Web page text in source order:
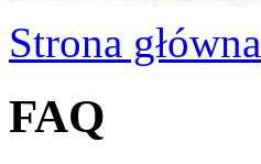
Strona główna
FAQ